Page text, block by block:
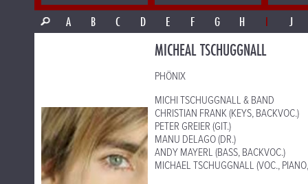
A
B C D E F G H I J
MICHEAL TSCHUGGNALL
PHÖNIX
MICHI TSCHUGGNALL & BAND
CHRISTIAN FRANK (KEYS, BACKVOC.)
PETER GREIER (GIT.)
MANU DELAGO (DR.)
ANDY MAYERL (BASS, BACKVOC.)
MICHAEL TSCHUGGNALL (VOC.,